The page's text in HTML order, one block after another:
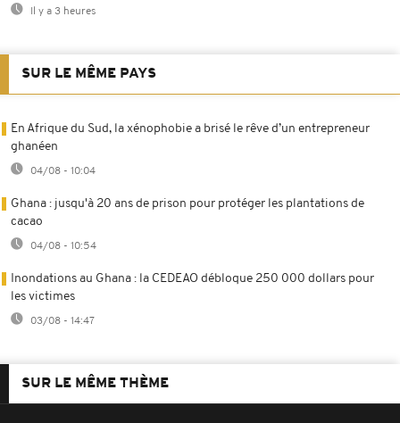
Il y a 3 heures
SUR LE MÊME PAYS
En Afrique du Sud, la xénophobie a brisé le rêve d’un entrepreneur
ghanéen
04/08 - 10:04
Ghana : jusqu'à 20 ans de prison pour protéger les plantations de
cacao
04/08 - 10:54
Inondations au Ghana : la CEDEAO débloque 250 000 dollars pour
les victimes
03/08 - 14:47
SUR LE MÊME THÈME